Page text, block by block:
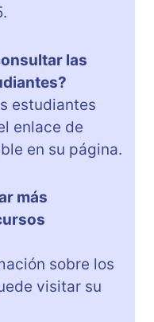
las
estudiantes
enlace de
en su página.
más
sobre los
visitar su